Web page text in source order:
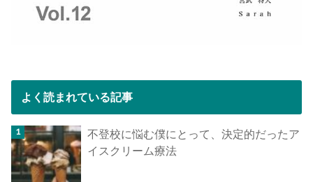
よく読まれている記事
不登校に悩む僕にとって、決定的だったア
イスクリーム療法